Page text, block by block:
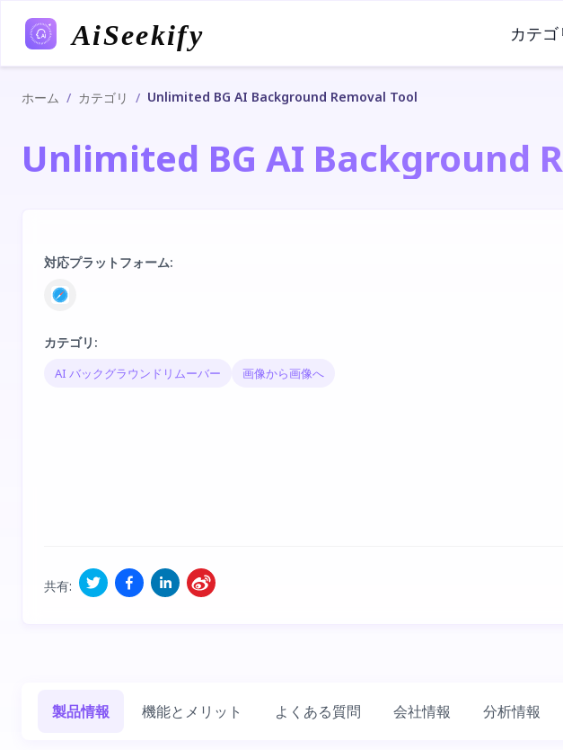
AiSeekify カテゴ
ホーム / カテゴリ / Unlimited BG AI Background Removal Tool
Unlimited BG AI Background
対応プラットフォーム:
カテゴリ :
AI バックグラウンドリムーバー 画像から画像へ
共有:
製品情報 機能とメリット よくある質問 会社情報 分析情報